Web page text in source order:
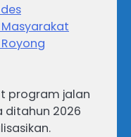
program jalan
ditahun 2026